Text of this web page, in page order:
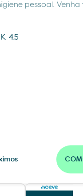
pessoal. Venha
4.5